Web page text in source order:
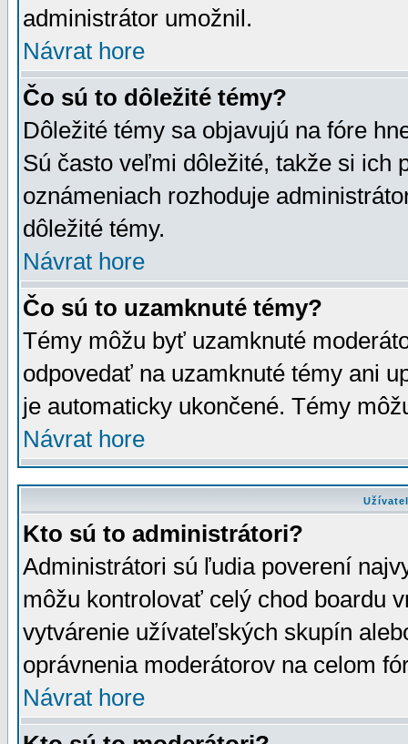
administrátor umožnil.
Návrat hore
Čo sú to dôležité témy?
Dôležité témy sa objavujú na fóre
Sú často veľmi dôležité, takže si ich
oznámeniach rozhoduje
dôležité témy.
Návrat hore
Čo sú to uzamknuté témy?
Témy môžu byť uzamknuté
odpovedať na uzamknuté témy ani
je automaticky ukončené. Témy
Návrat hore
Kto sú to administrátori?
Administrátori sú ľudia poverení
môžu kontrolovať celý chod boardu
vytvárenie užívateľských skupín
oprávnenia moderátorov na celom
Návrat hore